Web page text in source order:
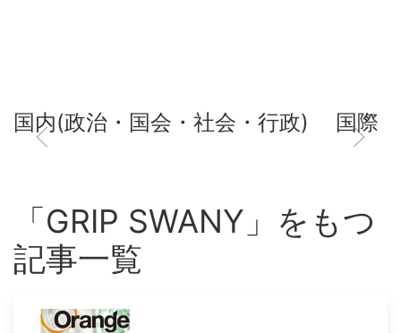
国内(政治・国会・社会・行政) 国際
「GRIP SWANY」をもつ
記事一覧